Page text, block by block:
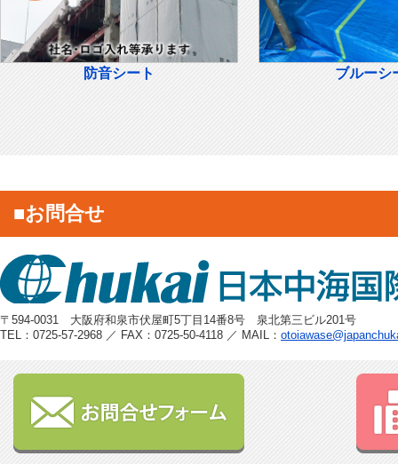
防音シート ブルーシ
■お問合せ
〒594-0031 大阪府和泉市伏屋町5丁目14番8号 泉北第三ビル201号
TEL：0725-57-2968 ／ FAX：0725-50-4118 ／ MAIL：